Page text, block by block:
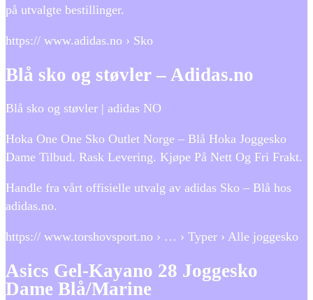
på utvalgte bestillinger.
https:// www.adidas.no › Sko
Blå sko og støvler – Adidas.no
Blå sko og støvler | adidas NO
Hoka One One Sko Outlet Norge – Blå Hoka Joggesko
Dame Tilbud. Rask Levering. Kjøpe På Nett Og Fri Frakt.
Handle fra vårt offisielle utvalg av adidas Sko – Blå hos
adidas.no.
https:// www.torshovsport.no › … › Typer › Alle joggesko
Asics Gel-Kayano 28 Joggesko
Dame Blå/Marine